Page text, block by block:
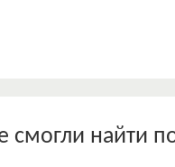
смогли найти